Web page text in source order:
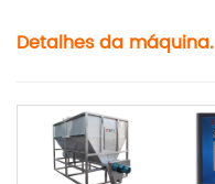
Detalhes da máquina.